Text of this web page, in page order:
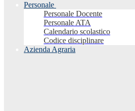
Personale
Personale Docente
Personale ATA
Calendario scolastico
Codice disciplinare
Azienda Agraria